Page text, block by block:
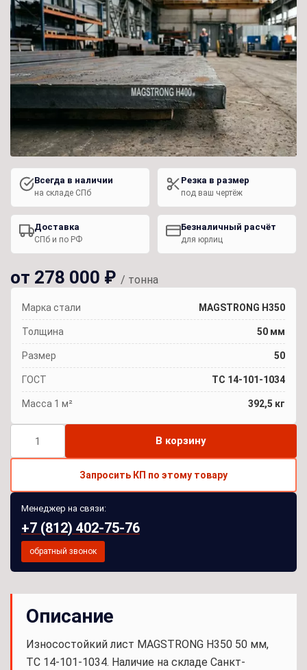
Всегда в наличии
на складе СПб
Резка в размер
под ваш чертёж
Доставка
СПб и по РФ
Безналичный расчёт
для юрлиц
от 278 000 ₽ / тонна
Марка стали MAGSTRONG H350
Толщина 50 мм
Размер 50
ГОСТ TC 14-101-1034
Масса 1 м² 392,5 кг
H350
мм
В корзину
Запросить КП по этому товару
Менеджер на связи:
+7 (812) 402-75-76
обратный звонок
Описание
Износостойкий лист MAGSTRONG H350 50 мм,
TC 14-101-1034. Наличие на складе Санкт-